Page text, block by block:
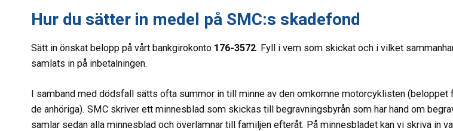
Hur du sätter in medel på SMC:s skadefond
Sätt in önskat belopp på vårt bankgirokonto 176-3572. Fyll i vem som skickat och i vilket
samlats in på inbetalningen.
I samband med dödsfall sätts ofta summor in till minne av den omkomne motorcyklisten (beloppet
de anhöriga). SMC skriver ett minnesblad som skickas till begravningsbyrån som har hand om
samlar sedan alla minnesblad och överlämnar till familjen efteråt. På minnesbladet kan vi skriva in